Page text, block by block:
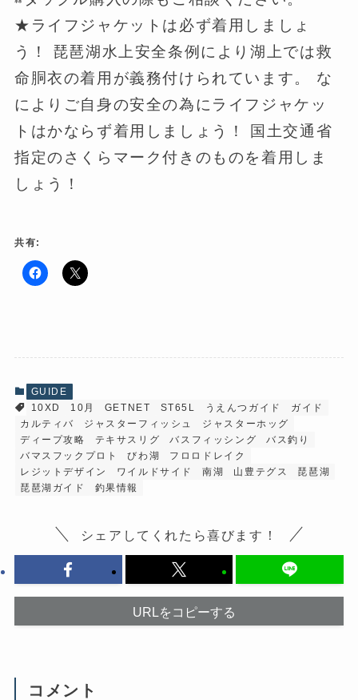
★ライフジャケットは必ず着用しましょ
う！ 琵琶湖水上安全条例により湖上では救
命胴衣の着用が義務付けられています。 な
によりご自身の安全の為にライフジャケッ
トはかならず着用しましょう！ 国土交通省
指定のさくらマーク付きのものを着用しま
しょう！
共有:
F
k
有
す
る
に
は
ク
リ
ッ
ク
し
て
新
ウ
ィ
ウ
)
ク
で
(
新
し
い
ウ
ィ
ン
ド
ウ
で
開
GUIDE
10XD
10月 GETNET ST65L うえんつガイド
ガイド
カルティバ
ジャスターフィッシュ
ジャスターホッグ
ディープ攻略
テキサスリグ バスフィッシング
バス釣り
バマスフックプロト
びわ湖
フロロドレイク
レジットデザイン
ワイルドサイド 南湖 山豊テグス
琵琶湖
琵琶湖ガイド
釣果情報
シェアしてくれたら喜びます！
URLをコピーする
コメント